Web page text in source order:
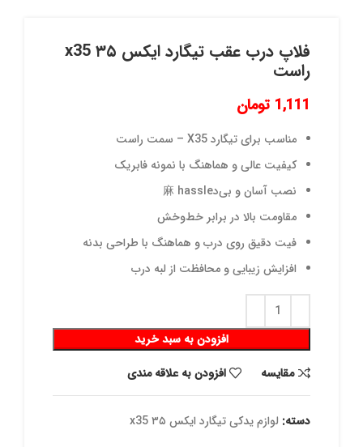
فلاپ درب عقب تیگارد ایکس ۳۵ x35
راست
1,111 تومان
مناسب برای تیگارد X35 – سمت راست
کیفیت عالی و هماهنگ با نمونه فابریک
نصب آسان و بی‌د麻 hassle
مقاومت بالا در برابر خط‌وخش
فیت دقیق روی درب و هماهنگ با طراحی بدنه
افزایش زیبایی و محافظت از لبه درب
افزودن به سبد خرید
مقايسه
افزودن به علاقه مندی
دسته: لوازم یدکی تیگارد ایکس ۳۵ x35